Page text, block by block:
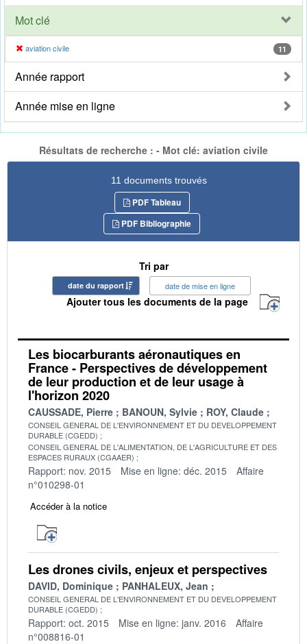
Mot clé
aviation civile 11
Année rapport
Année mise en ligne
Résultats de recherche : - Mot clé: aviation civile
11 documents trouvés
PDF Tableau
PDF Bibliographie
Tri par
date du rapport date de mise en ligne
Ajouter tous les documents de la page
Les biocarburants aéronautiques en
France - Perspectives de développement
de leur production et de leur usage à
l'horizon 2020
CAUSSADE, Pierre BANOUN, Sylvie ROY, Claude
CONSEIL GENERAL DE L'ENVIRONNEMENT ET DU DEVELOPPEMENT
DURABLE (CGEDD)
CONSEIL GENERAL DE L'ALIMENTATION, DE L'AGRICULTURE ET DES
ESPACES RURAUX (CGAAER)
Rapport: nov. 2015 Mise en ligne: déc. 2015
Affaire
n°010298-01
Accéder à la notice
Les drones civils, enjeux et perspectives
DAVID, Dominique PANHALEUX, Jean
CONSEIL GENERAL DE L'ENVIRONNEMENT ET DU DEVELOPPEMENT
DURABLE (CGEDD)
Rapport: oct. 2015 Mise en ligne: janv. 2016
Affaire
n°008816-01